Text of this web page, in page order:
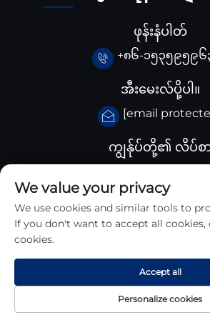
ဖုန်းနံပါတ်
+၈၆-၁၅၃၅၉၅၉၆
အီးမေးလ်ပို့ပါ။
[email
ကျွန်ုပ်တို့၏ လိပ်စ
Sichuan province, ခ
Copyright © 2025 Sichuan
Technology Co., Ltd. All
We value your privacy
We use cookies and similar tools to
If you don't want to accept all cookies,
cookies.
Personalize cookies
Accept all